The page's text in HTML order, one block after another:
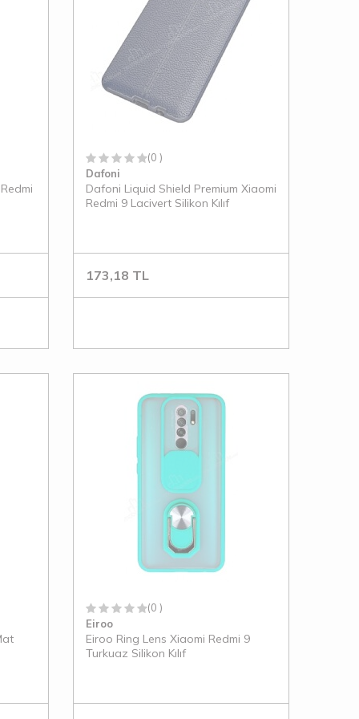
(0 )
Dafoni
Dafoni Liquid Shield Premium Xiaomi
Redmi 9 Lacivert Silikon Kılıf
173,18 TL
(0 )
Eiroo
Eiroo Ring Lens Xiaomi Redmi 9
Turkuaz Silikon Kılıf